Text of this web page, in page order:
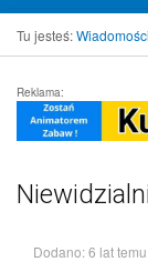
Tu jesteś:Wiadomości
Reklama:
Dodano: 6 lat temu